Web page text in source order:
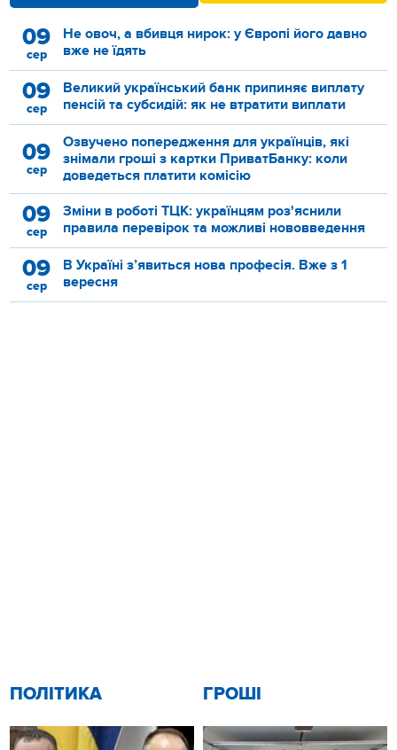
09
сер
Не овоч, а вбивця нирок: у Європі його давно
вже не їдять
09
сер
Великий український банк припиняє виплату
пенсій та субсидій: як не втратити виплати
09
сер
Озвучено попередження для українців, які
знімали гроші з картки ПриватБанку: коли
доведеться платити комісію
09
сер
Зміни в роботі ТЦК: українцям роз'яснили
правила перевірок та можливі нововведення
09
сер
В Україні з’явиться нова професія. Вже з 1
вересня
ПОЛІТИКА ГРОШІ